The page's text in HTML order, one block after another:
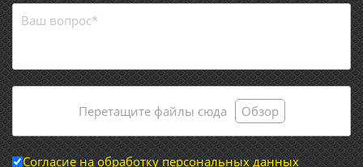
Перетащите файлы сюда Обзор
Согласие на обработку персональных данных